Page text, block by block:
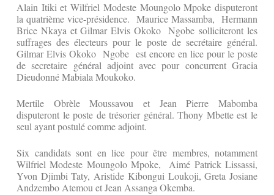
Alain Itiki et Wilfriel Modeste Moungolo Mpoke disputeront
la quatrième vice-présidence. Maurice Massamba, Hermann
Brice Nkaya et Gilmar Elvis Okoko Ngobe solliciteront les
suffrages des électeurs pour le poste de secrétaire général.
Gilmar Elvis Okoko Ngobe est encore en lice pour le poste
de secretaire général adjoint avec pour concurrent Gracia
Dieudonné Mabiala Moukoko.
Mertile Obrèle Moussavou et Jean Pierre Mabomba
disputeront le poste de trésorier général. Thony Mbette est le
seul ayant postulé comme adjoint.
Six candidats sont en lice pour être membres, notamment
Wilfriel Modeste Moungolo Mpoke, Aimé Patrick Lissassi,
Yvon Djimbi Taty, Aristide Kibongui Loukoji, Greta Josiane
Andzembo Atemou et Jean Assanga Okemba.